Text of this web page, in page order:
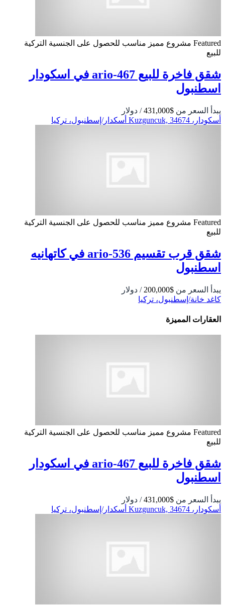
Featured مشروع مميز مناسب للحصول على الجنسية التركية
للبيع
شقق فاخرة للبيع ario-467 في اسكودار
اسطنبول
يبدأ السعر من $431,000
/ دولار
أسكودار، Kuzguncuk, 34674 أسكدار/إسطنبول، تركيا
Featured مشروع مميز مناسب للحصول على الجنسية التركية
للبيع
شقق قرب تقسيم 536-ario في كاتهانيه
اسطنبول
يبدأ السعر من $200,000
/ دولار
كاغد خانة/إسطنبول، تركيا
العقارات المميزة
Featured مشروع مميز مناسب للحصول على الجنسية التركية
للبيع
شقق فاخرة للبيع ario-467 في اسكودار
اسطنبول
يبدأ السعر من $431,000
/ دولار
أسكودار، Kuzguncuk, 34674 أسكدار/إسطنبول، تركيا